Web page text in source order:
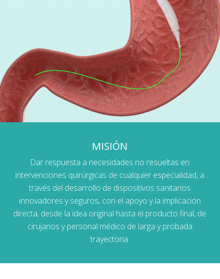
MISIÓN
Dar respuesta a necesidades no resueltas en
intervenciones quirúrgicas de cualquier especialidad, a
través del desarrollo de dispositivos sanitarios
innovadores y seguros, con el apoyo y la implicación
directa, desde la idea original hasta el producto final, de
cirujanos y personal médico de larga y probada
trayectoria.